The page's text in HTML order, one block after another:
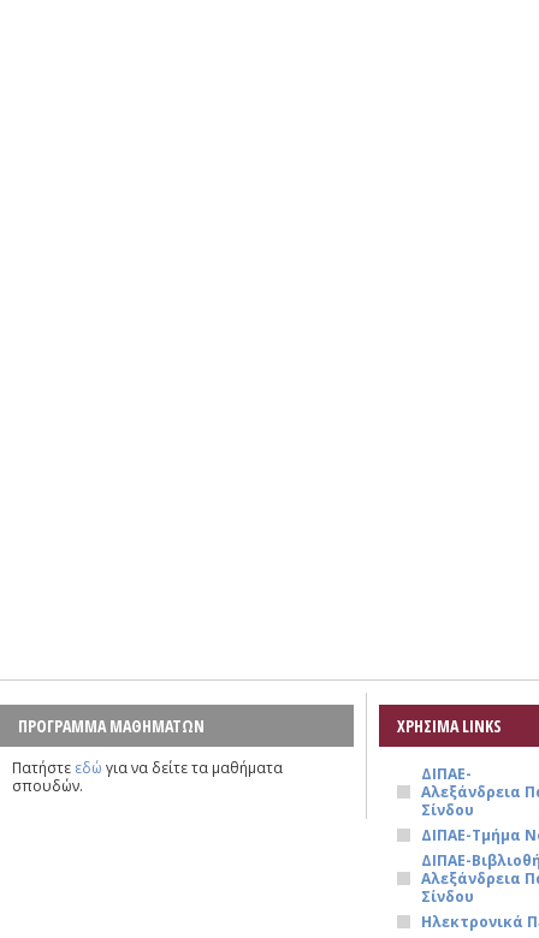
ΠΡΟΓΡΑΜΜΑ ΜΑΘΗΜΑΤΩΝ
Πατήστε εδώ για να δείτε τα μαθήματα
σπουδών.
ΧΡΗΣΙΜΑ LINKS
ΔΙΠΑΕ-
Αλεξάνδρεια
Σίνδου
ΔΙΠΑΕ-Τμήμα
ΔΙΠΑΕ-
Αλεξάνδρεια
Σίνδου
Ηλεκτρονικά